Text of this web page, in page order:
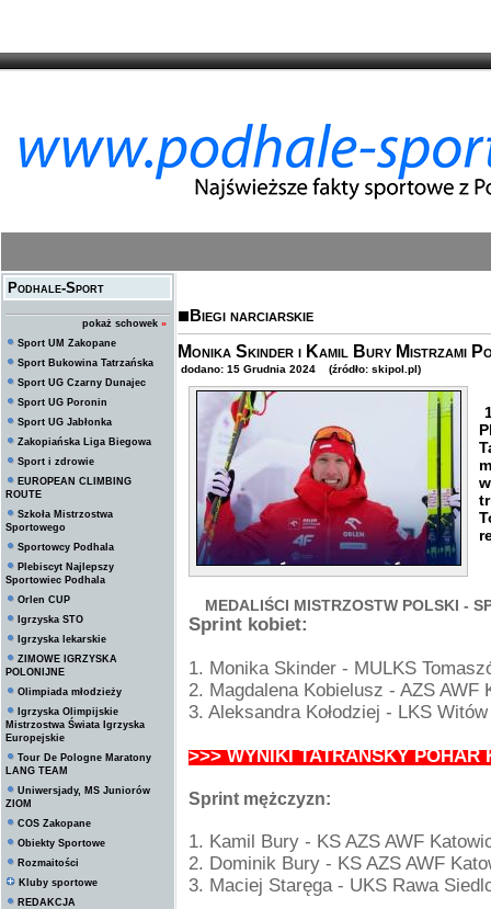
Podhale-Sport
pokaż schowek »
Sport UM Zakopane
Sport Bukowina Tatrzańska
Sport UG Czarny Dunajec
Sport UG Poronin
Sport UG Jabłonka
Zakopiańska Liga Biegowa
Sport i zdrowie
EUROPEAN CLIMBING
ROUTE
Szkoła Mistrzostwa
Sportowego
Sportowcy Podhala
Plebiscyt Najlepszy
Sportowiec Podhala
Orlen CUP
Igrzyska STO
Igrzyska lekarskie
ZIMOWE IGRZYSKA
POLONIJNE
Olimpiada młodzieży
Igrzyska Olimpijskie
Mistrzostwa Świata Igrzyska
Europejskie
Tour De Pologne Maratony
LANG TEAM
Uniwersjady, MS Juniorów
ZIOM
COS Zakopane
Obiekty Sportowe
Rozmaitości
Kluby sportowe
REDAKCJA
Biegi narciarskie
Monika Skinder i Kamil Bury Mistrzami
dodano: 15 Grudnia 2024 (źródło: skipol.pl)
MEDALIŚCI MISTRZOSTW POLSKI -
Sprint kobiet:
1. Monika Skinder - MULKS
2. Magdalena Kobielusz - AZS AWF
3. Aleksandra Kołodziej - LKS
>>> WYNIKI TATRANSKY POHAR
Sprint mężczyzn:
1. Kamil Bury - KS AZS AWF
2. Dominik Bury - KS AZS AWF
3. Maciej Staręga - UKS Rawa